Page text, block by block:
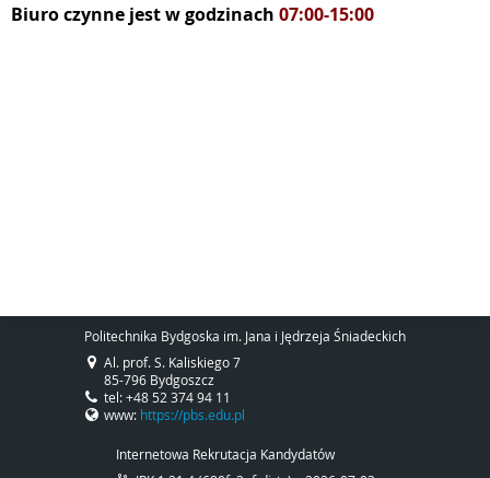
Biuro czynne jest w godzinach 07:00-15:00
Politechnika Bydgoska im. Jana i Jędrzeja Śniadeckich
Al. prof. S. Kaliskiego 7
85-796 Bydgoszcz
tel: +48 52 374 94 11
www: https://pbs.edu.pl
Internetowa Rekrutacja Kandydatów